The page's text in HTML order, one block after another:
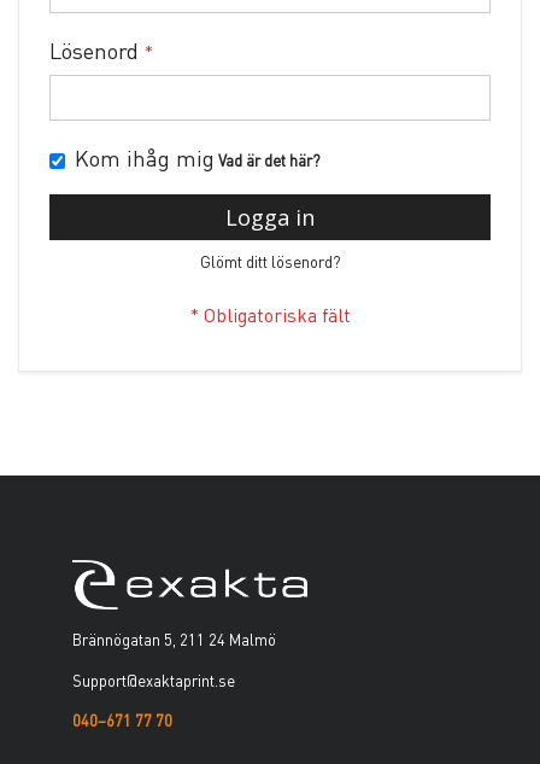
Lösenord
Kom ihåg mig Vad är det här?
Logga in
Glömt ditt lösenord?
Brännögatan 5, 211 24 Malmö
Support@exaktaprint.se
040–671 77 70